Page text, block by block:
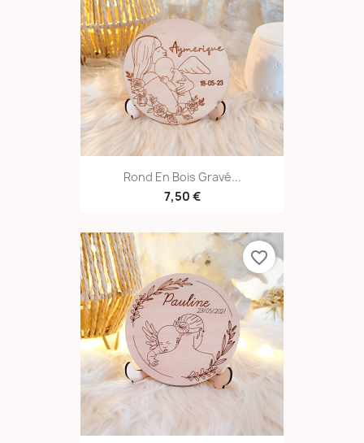
Rond En Bois Gravé...
7,50 €
favorite_border